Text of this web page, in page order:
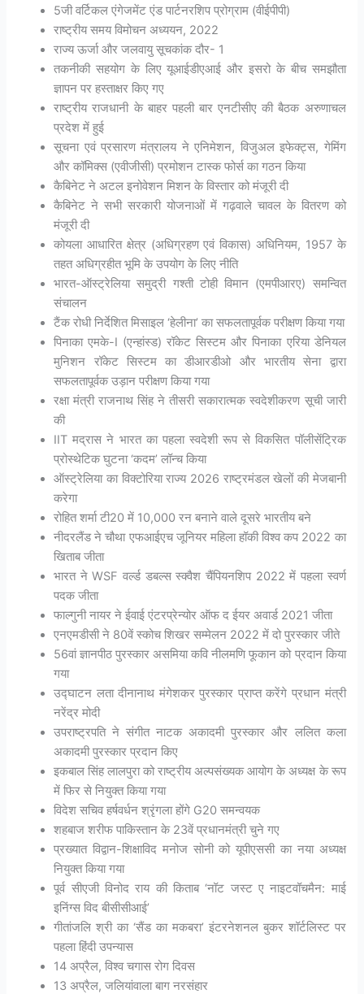
5जी वर्टिकल एंगेजमेंट एंड पार्टनरशिप प्रोग्राम (वीईपीपी)
राष्ट्रीय समय विमोचन अध्ययन, 2022
राज्य ऊर्जा और जलवायु सूचकांक दौर- 1
तकनीकी सहयोग के लिए यूआईडीएआई और इसरो के बीच समझौता
ज्ञापन पर हस्ताक्षर किए गए
राष्ट्रीय राजधानी के बाहर पहली बार एनटीसीए की बैठक अरुणाचल
प्रदेश में हुई
सूचना एवं प्रसारण मंत्रालय ने एनिमेशन, विजुअल इफेक्ट्स, गेमिंग
और कॉमिक्स (एवीजीसी) प्रमोशन टास्क फोर्स का गठन किया
कैबिनेट ने अटल इनोवेशन मिशन के विस्तार को मंजूरी दी
कैबिनेट ने सभी सरकारी योजनाओं में गढ़वाले चावल के वितरण को
मंजूरी दी
कोयला आधारित क्षेत्र (अधिग्रहण एवं विकास) अधिनियम, 1957 के
तहत अधिग्रहीत भूमि के उपयोग के लिए नीति
भारत-ऑस्ट्रेलिया समुद्री गश्ती टोही विमान (एमपीआरए) समन्वित
संचालन
टैंक रोधी निर्देशित मिसाइल ‘हेलीना’ का सफलतापूर्वक परीक्षण किया गया
पिनाका एमके-I (एन्हांस्ड) रॉकेट सिस्टम और पिनाका एरिया डेनियल
मुनिशन रॉकेट सिस्टम का डीआरडीओ और भारतीय सेना द्वारा
सफलतापूर्वक उड़ान परीक्षण किया गया
रक्षा मंत्री राजनाथ सिंह ने तीसरी सकारात्मक स्वदेशीकरण सूची जारी
की
IIT मद्रास ने भारत का पहला स्वदेशी रूप से विकसित पॉलीसेंट्रिक
प्रोस्थेटिक घुटना ‘कदम’ लॉन्च किया
ऑस्ट्रेलिया का विक्टोरिया राज्य 2026 राष्ट्रमंडल खेलों की मेजबानी
करेगा
रोहित शर्मा टी20 में 10,000 रन बनाने वाले दूसरे भारतीय बने
नीदरलैंड ने चौथा एफआईएच जूनियर महिला हॉकी विश्व कप 2022 का
खिताब जीता
भारत ने WSF वर्ल्ड डबल्स स्क्वैश चैंपियनशिप 2022 में पहला स्वर्ण
पदक जीता
फाल्गुनी नायर ने ईवाई एंटरप्रेन्योर ऑफ द ईयर अवार्ड 2021 जीता
एनएमडीसी ने 80वें स्कोच शिखर सम्मेलन 2022 में दो पुरस्कार जीते
56वां ज्ञानपीठ पुरस्कार असमिया कवि नीलमणि फूकान को प्रदान किया
गया
उद्घाटन लता दीनानाथ मंगेशकर पुरस्कार प्राप्त करेंगे प्रधान मंत्री
नरेंद्र मोदी
उपराष्ट्रपति ने संगीत नाटक अकादमी पुरस्कार और ललित कला
अकादमी पुरस्कार प्रदान किए
इकबाल सिंह लालपुरा को राष्ट्रीय अल्पसंख्यक आयोग के अध्यक्ष के रूप
में फिर से नियुक्त किया गया
विदेश सचिव हर्षवर्धन श्रृंगला होंगे G20 समन्वयक
शहबाज शरीफ पाकिस्तान के 23वें प्रधानमंत्री चुने गए
प्रख्यात विद्वान-शिक्षाविद मनोज सोनी को यूपीएससी का नया अध्यक्ष
नियुक्त किया गया
पूर्व सीएजी विनोद राय की किताब ‘नॉट जस्ट ए नाइटवॉचमैन: माई
इनिंग्स विद बीसीसीआई’
गीतांजलि श्री का ‘सैंड का मकबरा’ इंटरनेशनल बुकर शॉर्टलिस्ट पर
पहला हिंदी उपन्यास
14 अप्रैल, विश्व चगास रोग दिवस
13 अप्रैल, जलियांवाला बाग नरसंहार